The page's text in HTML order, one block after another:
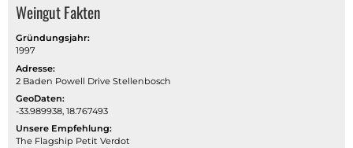
Weingut Fakten
Gründungsjahr:
1997
Adresse:
2 Baden Powell Drive Stellenbosch
GeoDaten:
-33.989938, 18.767493
Unsere Empfehlung:
The Flagship Petit Verdot